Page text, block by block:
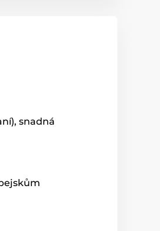
snadná